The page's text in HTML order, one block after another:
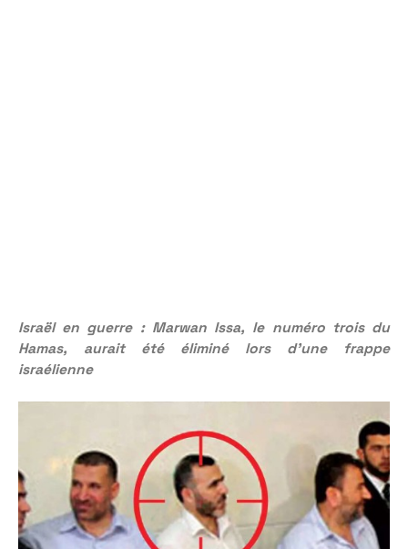
Israël en guerre : Marwan Issa, le numéro trois du
Hamas, aurait été éliminé lors d’une frappe
israélienne